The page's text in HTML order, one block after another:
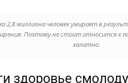
2,8 миллиона человек умирает в
Поэтому не стоит относится к
халатно.
здоровье смолоду